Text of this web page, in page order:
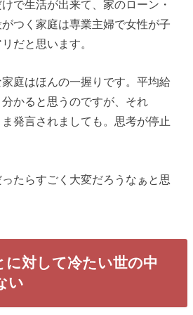
で生活が出来て、家のローン・
つく家庭は専業主婦で女性が子
だと思います。
庭はほんの一握りです。平均給
かると思うのですが、それ
発言されましても。思考が停止
たらすごく大変だろうなぁと思
に対して冷たい世の中
い